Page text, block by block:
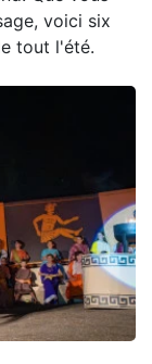
voici six
tout l'été.